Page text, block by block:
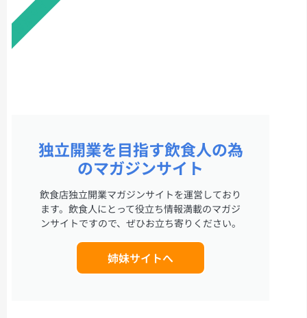
独立開業を目指す飲食人の為
のマガジンサイト
飲食店独立開業マガジンサイトを運営しており
ます。飲食人にとって役立ち情報満載のマガジ
ンサイトですので、ぜひお立ち寄りください。
姉妹サイトへ
姉妹サイト